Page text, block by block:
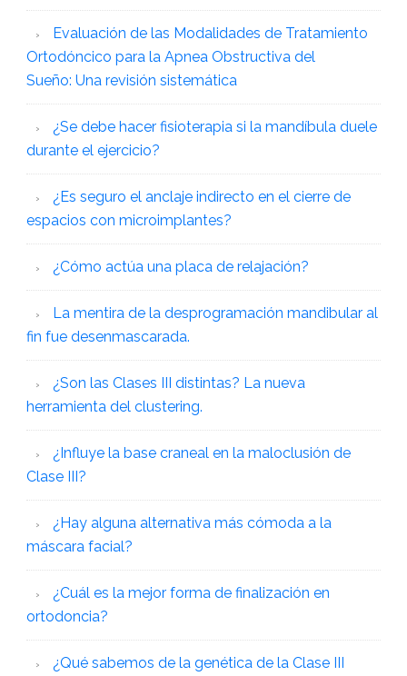
Evaluación de las Modalidades de Tratamiento
Ortodóncico para la Apnea Obstructiva del
Sueño: Una revisión sistemática
¿Se debe hacer fisioterapia si la mandíbula duele
durante el ejercicio?
¿Es seguro el anclaje indirecto en el cierre de
espacios con microimplantes?
¿Cómo actúa una placa de relajación?
La mentira de la desprogramación mandibular al
fin fue desenmascarada.
¿Son las Clases III distintas? La nueva
herramienta del clustering.
¿Influye la base craneal en la maloclusión de
Clase III?
¿Hay alguna alternativa más cómoda a la
máscara facial?
¿Cuál es la mejor forma de finalización en
ortodoncia?
¿Qué sabemos de la genética de la Clase III